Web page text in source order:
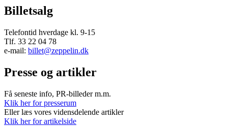
Billetsalg
Telefontid hverdage kl. 9-15
Tlf. 33 22 04 78
e-mail: billet@zeppelin.dk
Presse og artikler
Få seneste info, PR-billeder m.m.
Klik her for presserum
Eller læs vores vidensdelende artikler
Klik her for artikelside